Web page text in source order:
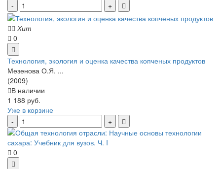
Хит
0
Технология, экология и оценка качества копченых продуктов
Мезенова О.Я. ...
(2009)
В наличии
1 188 руб.
Уже в корзине
0